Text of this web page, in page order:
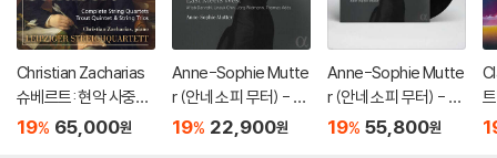
Christian Zacharias
슈베르트: 현악 사중주
전곡 외 (Schubert: C
19% 65,000원
Anne-Sophie Mutte
r (안네 소피 무터) - Ea
st Meets West
19% 22,900원
Anne-Sophie Mutte
r (안네 소피 무터) - Ea
st Meets West [2L
19% 55,800원